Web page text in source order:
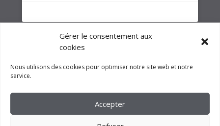
Gérer le consentement aux
cookies
Nous utilisons des cookies pour optimiser notre site web et notre
service.
Accepter